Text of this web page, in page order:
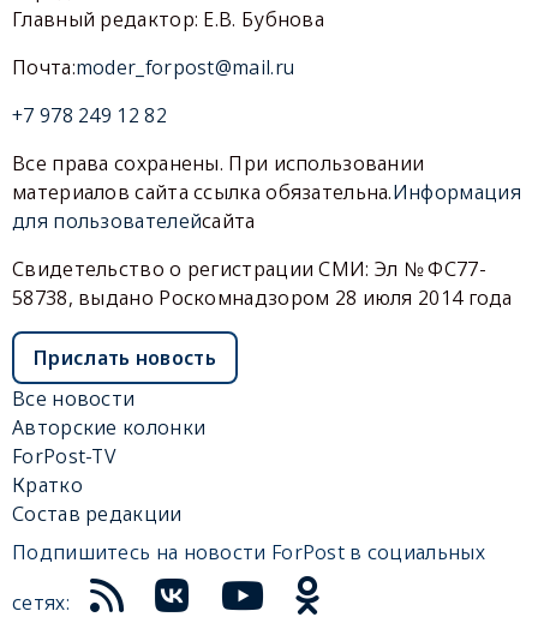
Главный редактор: Е.В. Бубнова
Почта:moder_forpost@mail.ru
+7 978 249 12 82
Все права сохранены. При использовании
материалов сайта ссылка обязательна.Информация
для пользователейсайта
Свидетельство о регистрации СМИ: Эл № ФС77-
58738, выдано Роскомнадзором 28 июля 2014 года
Прислать новость
Все новости
Авторские колонки
ForPost-TV
Кратко
Состав редакции
Подпишитесь на новости ForPost в социальных
сетях: